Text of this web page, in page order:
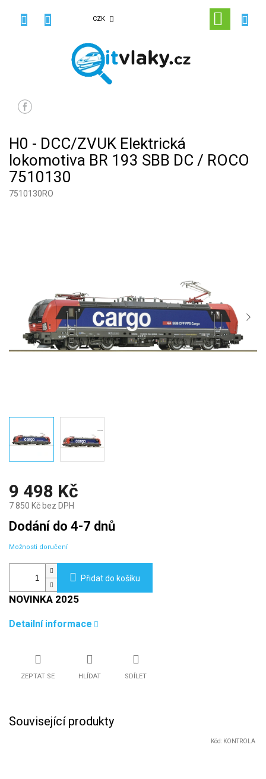
CZK
KOŠÍK
H0 - DCC/ZVUK Elektrická
lokomotiva BR 193 SBB DC / ROCO
7510130
7510130RO
9 498 Kč
7 850 Kč bez DPH
Měrná
cena:
Dodání do 4-7 dnů
Možnosti doručení
Přidat do košíku
NOVINKA 2025
Detailní informace
ZEPTAT SE HLÍDAT SDÍLET
Související produkty
Kód: KONTROLA